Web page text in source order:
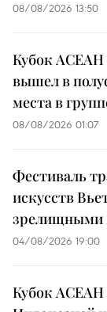
08/08/2026 13:50
Кубок АСЕАН
вышел в
места в
08/08/2026 01:07
Фестиваль
искусств
зрелищными
04/08/2026 19:00
Кубок АСЕАН